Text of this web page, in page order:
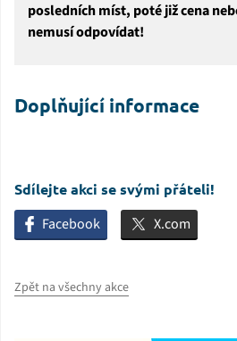
posledních míst, poté již cena
nemusí odpovídat!
Doplňující informace
Sdílejte akci se svými přáteli!
Facebook X.com
Zpět na všechny akce